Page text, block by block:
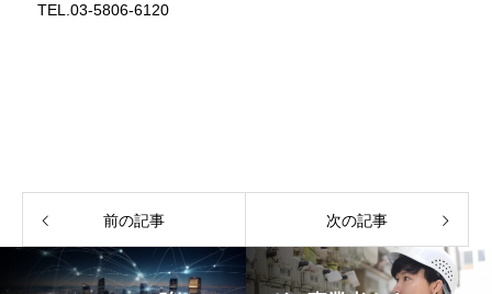
TEL.03-5806-6120
前の記事 次の記事